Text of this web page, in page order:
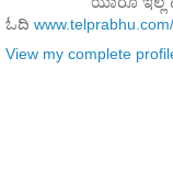
ಓದಿ
View my complete